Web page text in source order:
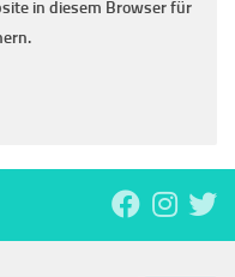
in diesem Browser für